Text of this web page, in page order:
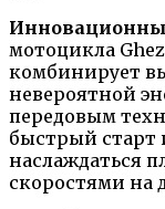
мотоцикла
комбинирует
невероятной
передовым
быстрый старт
наслаждаться
скоростями на